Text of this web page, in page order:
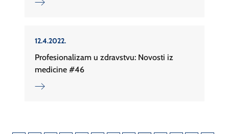
12.4.2022.
Profesionalizam u zdravstvu: Novosti iz
medicine #46